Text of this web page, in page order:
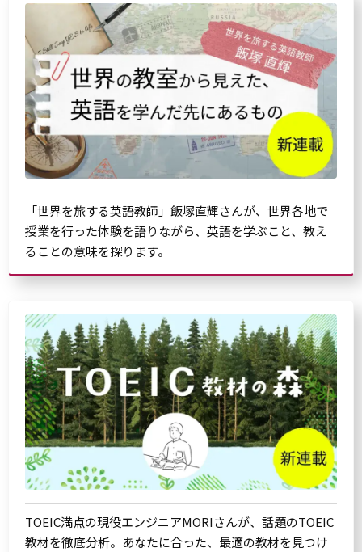
「世界を旅する英語教師」飯塚直輝さんが、世界各地で
授業を行った体験を語りながら、英語を学ぶこと、教え
ることの意味を探ります。
TOEIC満点の現役エンジニアMORIさんが、話題のTOEIC
教材を徹底分析。あなたに合った、最適の教材を見つけ